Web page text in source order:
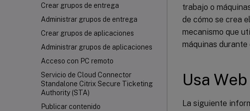
Crear grupos de entrega
Administrar grupos de entrega
Crear grupos de aplicaciones
Administrar grupos de aplicaciones
Acceso con PC remoto
Servicio de Cloud Connector
Standalone Citrix Secure Ticketing
Authority (STA)
Publicar contenido
trabajo o
de cómo se crea
mecanismo que
máquinas
Usa
La siguiente